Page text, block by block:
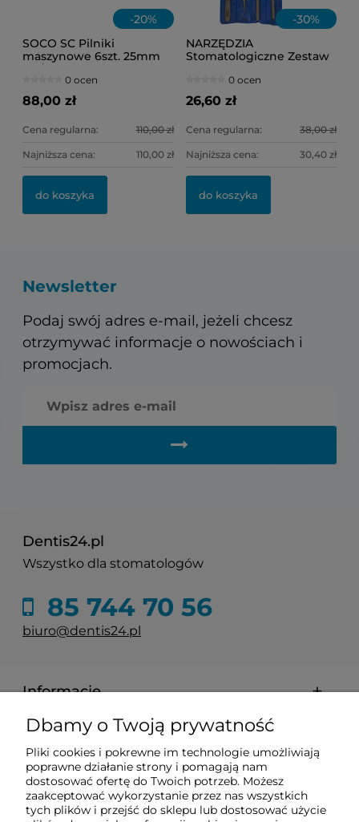
-20%
SOCO SC Pilniki
maszynowe 6szt. 25mm
0 ocen
88,00 zł
Cena regularna: 110,00 zł
Najniższa cena: 110,00 zł
do koszyka
-30%
NARZĘDZIA
Stomatologiczne Zestaw
0 ocen
26,60 zł
Cena regularna: 38,00 zł
Najniższa cena: 30,40 zł
do koszyka
Newsletter
Podaj swój adres e-mail, jeżeli chcesz
otrzymywać informacje o nowościach i
promocjach.
Dentis24.pl
Wszystko dla stomatologów
85 744 70 56
biuro@dentis24.pl
Informacje
Zakupy
Pomoc
Dbamy o Twoją prywatność
Pliki cookies i pokrewne im technologie umożliwiają
poprawne działanie strony i pomagają nam
dostosować ofertę do Twoich potrzeb. Możesz
zaakceptować wykorzystanie przez nas wszystkich
tych plików i przejść do sklepu lub dostosować użycie